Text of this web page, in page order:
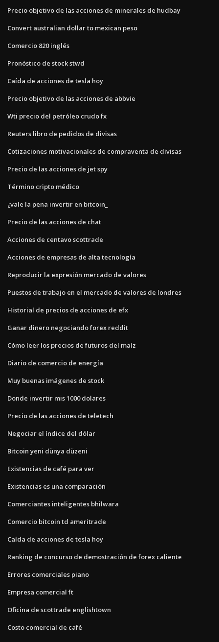
Precio objetivo de las acciones de minerales de hudbay
Convert australian dollar to mexican peso
Comercio 820 inglés
Pronóstico de stock stwd
Caída de acciones de tesla hoy
Precio objetivo de las acciones de abbvie
Wti precio del petróleo crudo fx
Reuters libro de pedidos de divisas
Cotizaciones motivacionales de compraventa de divisas
Precio de las acciones de jet spy
Término cripto médico
¿vale la pena invertir en bitcoin_
Precio de las acciones de chat
Acciones de centavo scottrade
Acciones de empresas de alta tecnología
Reproducir la expresión mercado de valores
Puestos de trabajo en el mercado de valores de londres
Historial de precios de acciones de efx
Ganar dinero negociando forex reddit
Cómo leer los precios de futuros del maíz
Diario de comercio de energía
Muy buenas imágenes de stock
Donde invertir mis 1000 dolares
Precio de las acciones de teletech
Negociar el índice del dólar
Bitcoin yeni dünya düzeni
Existencias de café para ver
Existencias es una comparación
Comerciantes inteligentes bhilwara
Comercio bitcoin td ameritrade
Caída de acciones de tesla hoy
Ranking de concurso de demostración de forex caliente
Errores comerciales piano
Empresa comercial ft
Oficina de scottrade englishtown
Costo comercial de café